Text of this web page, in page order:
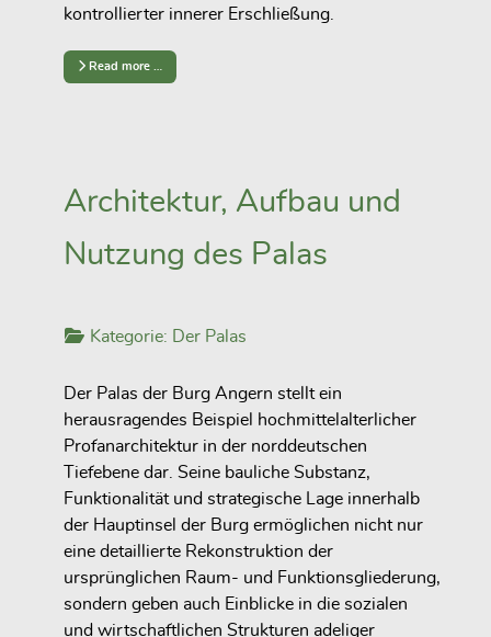
kontrollierter innerer Erschließung.
Read more …
Architektur, Aufbau und
Nutzung des Palas
Kategorie: Der Palas
Der Palas der Burg Angern stellt ein
herausragendes Beispiel hochmittelalterlicher
Profanarchitektur in der norddeutschen
Tiefebene dar. Seine bauliche Substanz,
Funktionalität und strategische Lage innerhalb
der Hauptinsel der Burg ermöglichen nicht nur
eine detaillierte Rekonstruktion der
ursprünglichen Raum- und Funktionsgliederung,
sondern geben auch Einblicke in die sozialen
und wirtschaftlichen Strukturen adeliger